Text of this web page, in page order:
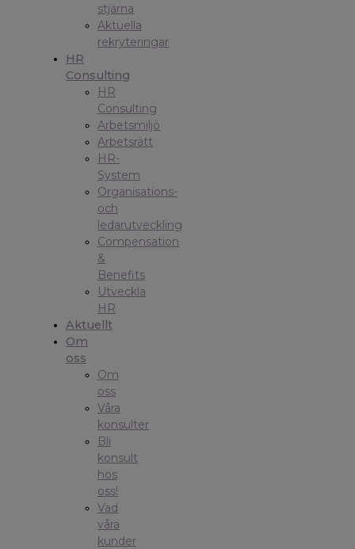
stjärna
Aktuella
rekryteringar
HR
Consulting
HR
Consulting
Arbetsmiljö
Arbetsrätt
HR-
System
Organisations-
och
ledarutveckling
Compensation
&
Benefits
Utveckla
HR
Aktuellt
Om
oss
Om
oss
Våra
konsulter
Bli
konsult
hos
oss!
Vad
våra
kunder